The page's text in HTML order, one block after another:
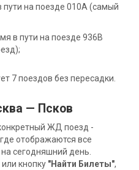
пути на поезде 010А (самый
в пути на поезде 936В
7 поездов без пересадки.
— Псков
ЖД поезд -
отображаются все
сегодняшний день.
кнопку "Найти Билеты",